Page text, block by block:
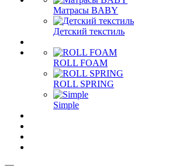
Матрасы BABY
Детский текстиль
ROLL FOAM
ROLL SPRING
Simple